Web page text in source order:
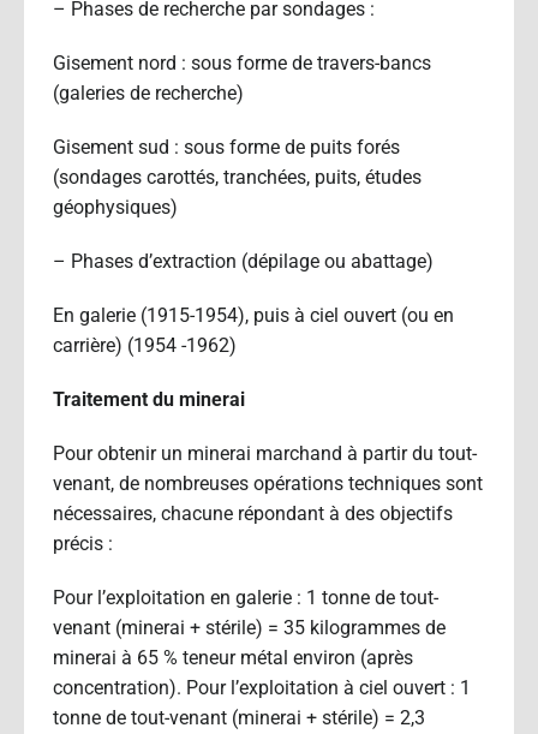
– Phases de recherche par sondages :
Gisement nord : sous forme de travers-bancs
(galeries de recherche)
Gisement sud : sous forme de puits forés
(sondages carottés, tranchées, puits, études
géophysiques)
– Phases d’extraction (dépilage ou abattage)
En galerie (1915-1954), puis à ciel ouvert (ou en
carrière) (1954 -1962)
Traitement du minerai
Pour obtenir un minerai marchand à partir du tout-
venant, de nombreuses opérations techniques sont
nécessaires, chacune répondant à des objectifs
précis :
Pour l’exploitation en galerie : 1 tonne de tout-
venant (minerai + stérile) = 35 kilogrammes de
minerai à 65 % teneur métal environ (après
concentration). Pour l’exploitation à ciel ouvert : 1
tonne de tout-venant (minerai + stérile) = 2,3